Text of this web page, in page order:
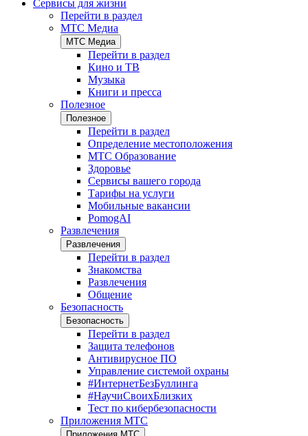
Сервисы для жизни
Перейти в раздел
МТС Медиа
МТС Медиа
Перейти в раздел
Кино и ТВ
Музыка
Книги и пресса
Полезное
Полезное
Перейти в раздел
Определение местоположения
МТС Образование
Здоровье
Сервисы вашего города
Тарифы на услуги
Мобильные вакансии
PomogAI
Развлечения
Развлечения
Перейти в раздел
Знакомства
Развлечения
Общение
Безопасность
Безопасность
Перейти в раздел
Защита телефонов
Антивирусное ПО
Управление системой охраны
#ИнтернетБезБуллинга
#НаучиСвоихБлизких
Тест по кибербезопасности
Приложения МТС